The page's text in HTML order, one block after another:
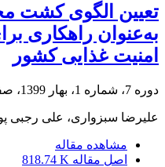
تعیین الگوی کشت
به‌عنوان راهکاری
امنیت غذایی کشور
دوره 7، شماره 1، بهار 1399، صفحه
علیرضا سبزواری، علی رجبی
مشاهده مقاله
اصل مقاله 818.74 K